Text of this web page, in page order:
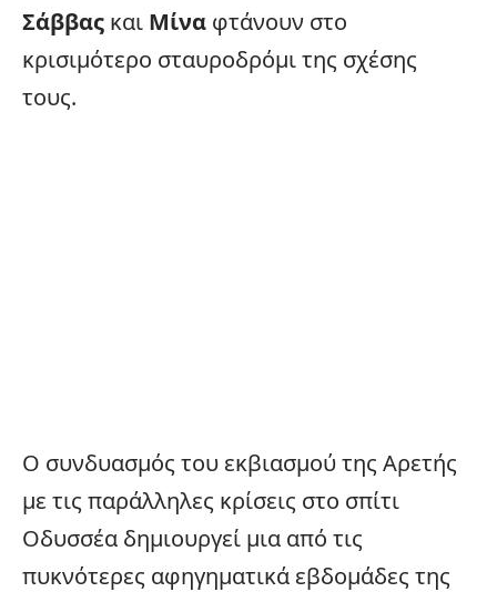
Σάββας και Μίνα φτάνουν στο
κρισιμότερο σταυροδρόμι της σχέσης
τους.
Ο συνδυασμός του εκβιασμού της Αρετής
με τις παράλληλες κρίσεις στο σπίτι
Οδυσσέα δημιουργεί μια από τις
πυκνότερες αφηγηματικά εβδομάδες της